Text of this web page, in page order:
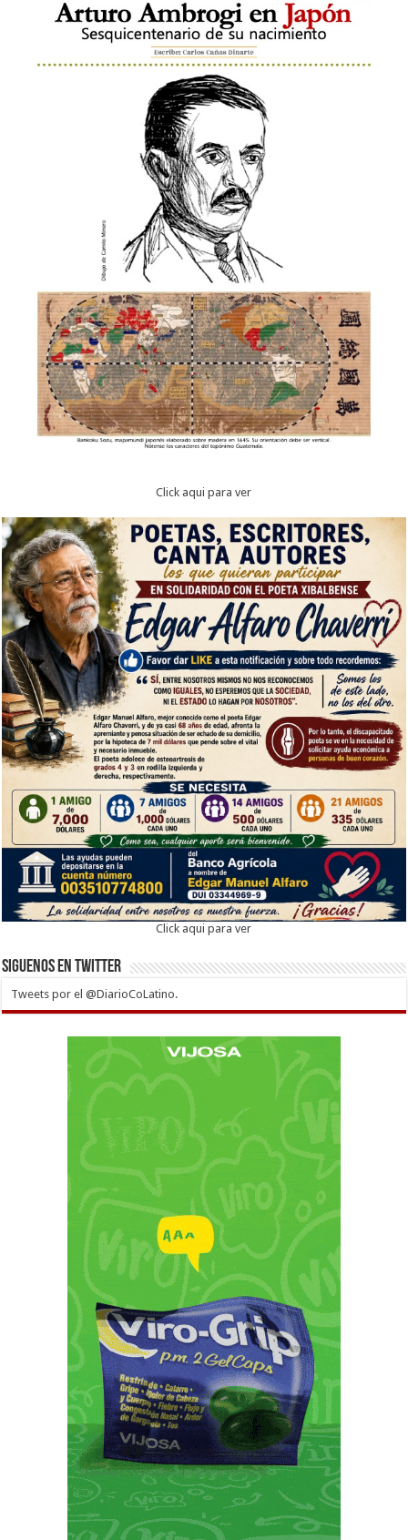
Click aqui para ver
Click aqui para ver
Siguenos en twitter
Tweets por el @DiarioCoLatino.